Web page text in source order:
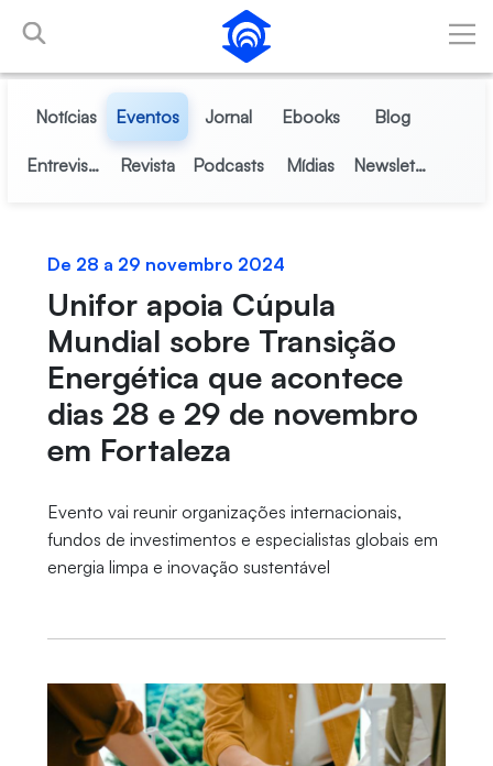
Pular para o Conteúdo principal
Notícias Eventos Jornal Ebooks Blog
Entrevistas Revista Podcasts Mídias Newsletter
De 28 a 29 novembro 2024
Unifor apoia Cúpula
Mundial sobre Transição
Energética que acontece
dias 28 e 29 de novembro
em Fortaleza
Evento vai reunir organizações internacionais,
fundos de investimentos e especialistas globais em
energia limpa e inovação sustentável